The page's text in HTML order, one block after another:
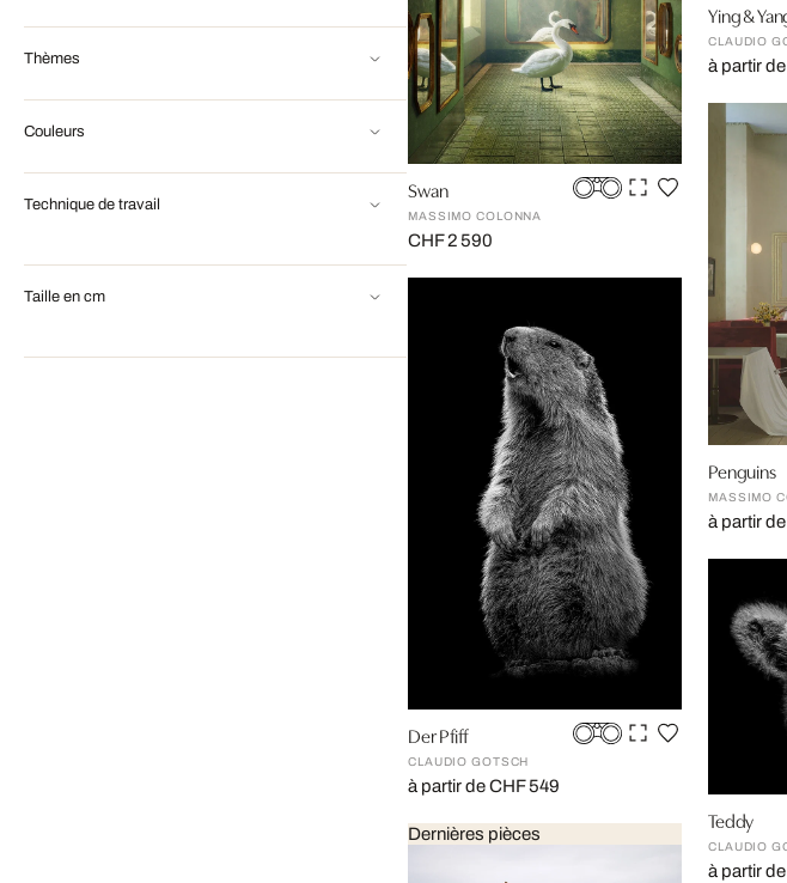
Thèmes
Couleurs
Technique de travail
Taille en cm
Swan
MASSIMO COLONNA
CHF 2 590
Der Pfiff
CLAUDIO GOTSCH
à partir de CHF 549
Dernières pièces
Ying &
CLAUDIO
à partir
Penguins
MASSIMO
à partir
Teddy
CLAUDIO
à partir